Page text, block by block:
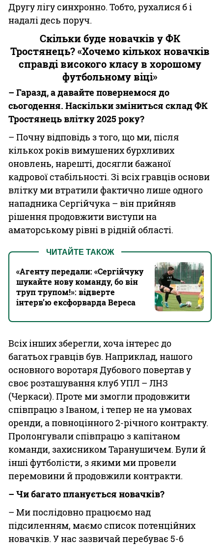
Другу лігу синхронно. Тобто, рухалися б і
надалі десь поруч.
Скільки буде новачків у ФК
Тростянець? «Хочемо кількох новачків
справді високого класу в хорошому
футбольному віці»
– Гаразд, а давайте повернемося до
сьогодення. Наскільки зміниться склад ФК
Тростянець влітку 2025 року?
– Почну відповідь з того, що ми, після
кількох років вимушених бурхливих
оновлень, нарешті, досягли бажаної
кадрової стабільності. Зі всіх гравців основи
влітку ми втратили фактично лише одного
нападника Сергійчука – він прийняв
рішення продовжити виступи на
аматорському рівні в рідній області.
ЧИТАЙТЕ ТАКОЖ
«Агенту передали: «Сергійчуку
шукайте нову команду, бо він
труп трупом!»: відверте
інтерв’ю ексфорварда Вереса
Всіх інших зберегли, хоча інтерес до
багатьох гравців був. Наприклад, нашого
основного воротаря Дубового повертав у
своє розташування клуб УПЛ – ЛНЗ
(Черкаси). Проте ми змогли продовжити
співпрацю з Іваном, і тепер не на умовах
оренди, а повноцінного 2-річного контракту.
Пролонгували співпрацю з капітаном
команди, захисником Таранушичем. Були й
інші футболісти, з якими ми провели
перемовини й продовжили контракти.
– Чи багато планується новачків?
– Ми послідовно працюємо над
підсиленням, маємо список потенційних
новачків. У нас зазвичай перебуває 5-6